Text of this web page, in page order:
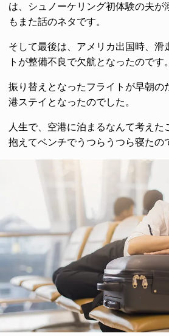
は、シュノーケリング初体験の夫が
もまた話のネタです。
そして最後は、アメリカ出国時、滑
トが整備不良で欠航となったのです。
振り替えとなったフライトが早朝の
港ステイとなったのでした。
人生で、空港に泊まるなんて考えた
抱えてベンチでうつらうつら寝たの